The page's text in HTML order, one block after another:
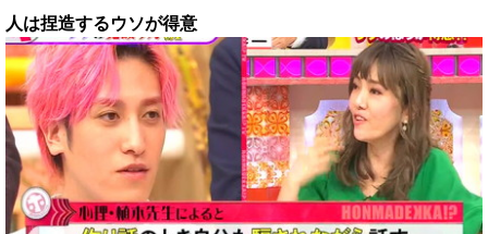
人は捏造するウソが得意